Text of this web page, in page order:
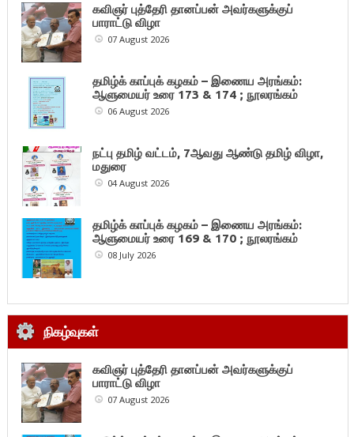
கவிஞர் புத்தேரி தானப்பன் அவர்களுக்குப்
பாராட்டு விழா
07 August 2026
தமிழ்க் காப்புக் கழகம் – இணைய அரங்கம்:
ஆளுமையர் உரை 173 & 174 ; நூலரங்கம்
06 August 2026
நட்பு தமிழ் வட்டம், 7ஆவது ஆண்டு தமிழ் விழா,
மதுரை
04 August 2026
தமிழ்க் காப்புக் கழகம் – இணைய அரங்கம்:
ஆளுமையர் உரை 169 & 170 ; நூலரங்கம்
08 July 2026
நிகழ்வுகள்
கவிஞர் புத்தேரி தானப்பன் அவர்களுக்குப்
பாராட்டு விழா
07 August 2026